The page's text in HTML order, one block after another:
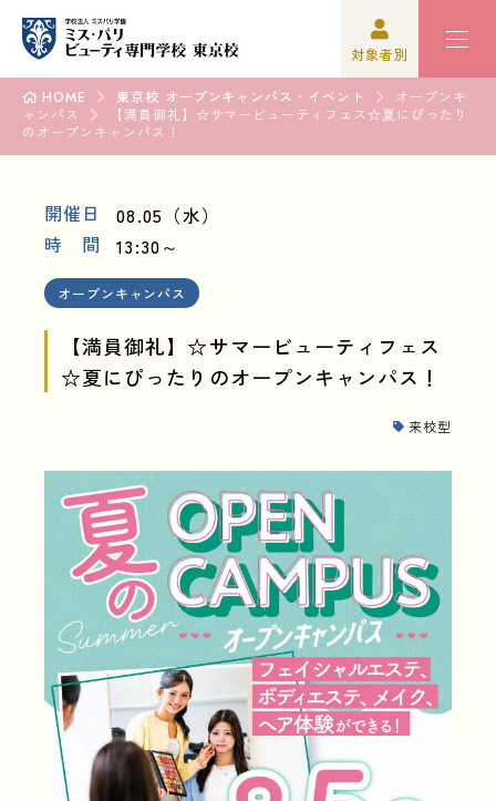
対象者別
高校3年生の方
再進学をご検討の方
保護者の方
学校関係者の方
企業の方
学校紹介
オープンキャンパス・イベント
資格・就職
入学案内
学園生活
高校3年生の方
LINE友だち登録よくある質問交通アクセス
採用情報
情報の公開
カリキュラム・シラバス
個人情報保護方針
サイトマップ
HOME 東京校 オープンキャンパス・イベント
オープンキ
ャンパス
【満員御礼】☆サマービューティフェス☆夏にぴったり
のオープンキャンパス！
開催日
08.05（水）
時 間
13:30～
オープンキャンパス
【満員御礼】☆サマービューティフェス
☆夏にぴったりのオープンキャンパス！
来校型